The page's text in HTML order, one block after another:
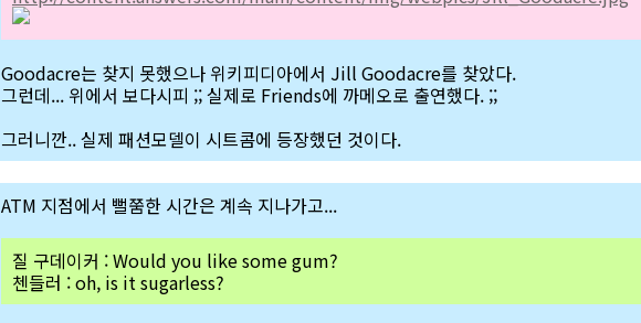
Goodacre는 찾지 못했으나 위키피디아에서 Jill Goodacre를 찾았다.
그런데... 위에서 보다시피 ;; 실제로 Friends에 까메오로 출연했다. ;;
그러니깐.. 실제 패션모델이 시트콤에 등장했던 것이다.
ATM 지점에서 뻘쭘한 시간은 계속 지나가고...
질 구데이커 : Would you like some gum?
첸들러 : oh, is it sugarless?